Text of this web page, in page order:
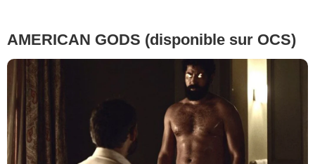
AMERICAN GODS (disponible sur OCS)